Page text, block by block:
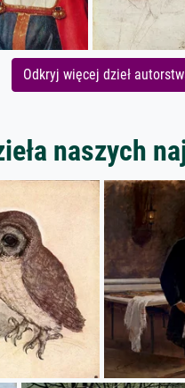
Odkryj więcej dzieł
naszych